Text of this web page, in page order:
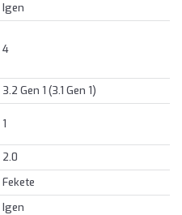
Igen
4
3.2 Gen 1 (3.1 Gen 1)
1
2.0
Fekete
Igen